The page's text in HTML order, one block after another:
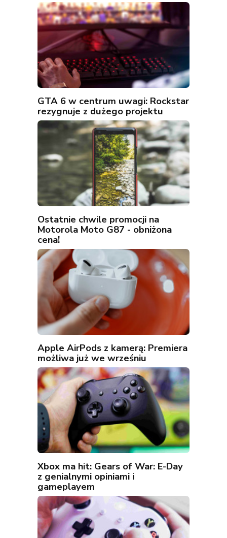
GTA 6 w centrum uwagi: Rockstar
rezygnuje z dużego projektu
Ostatnie chwile promocji na
Motorola Moto G87 - obniżona
cena!
Apple AirPods z kamerą: Premiera
możliwa już we wrześniu
Xbox ma hit: Gears of War: E-Day
z genialnymi opiniami i
gameplayem